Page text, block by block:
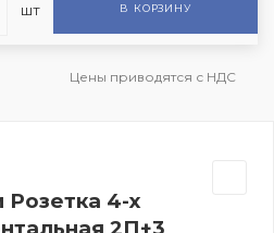
шт В КОРЗИНУ
Цены приводятся с НДС
Розетка 4-х